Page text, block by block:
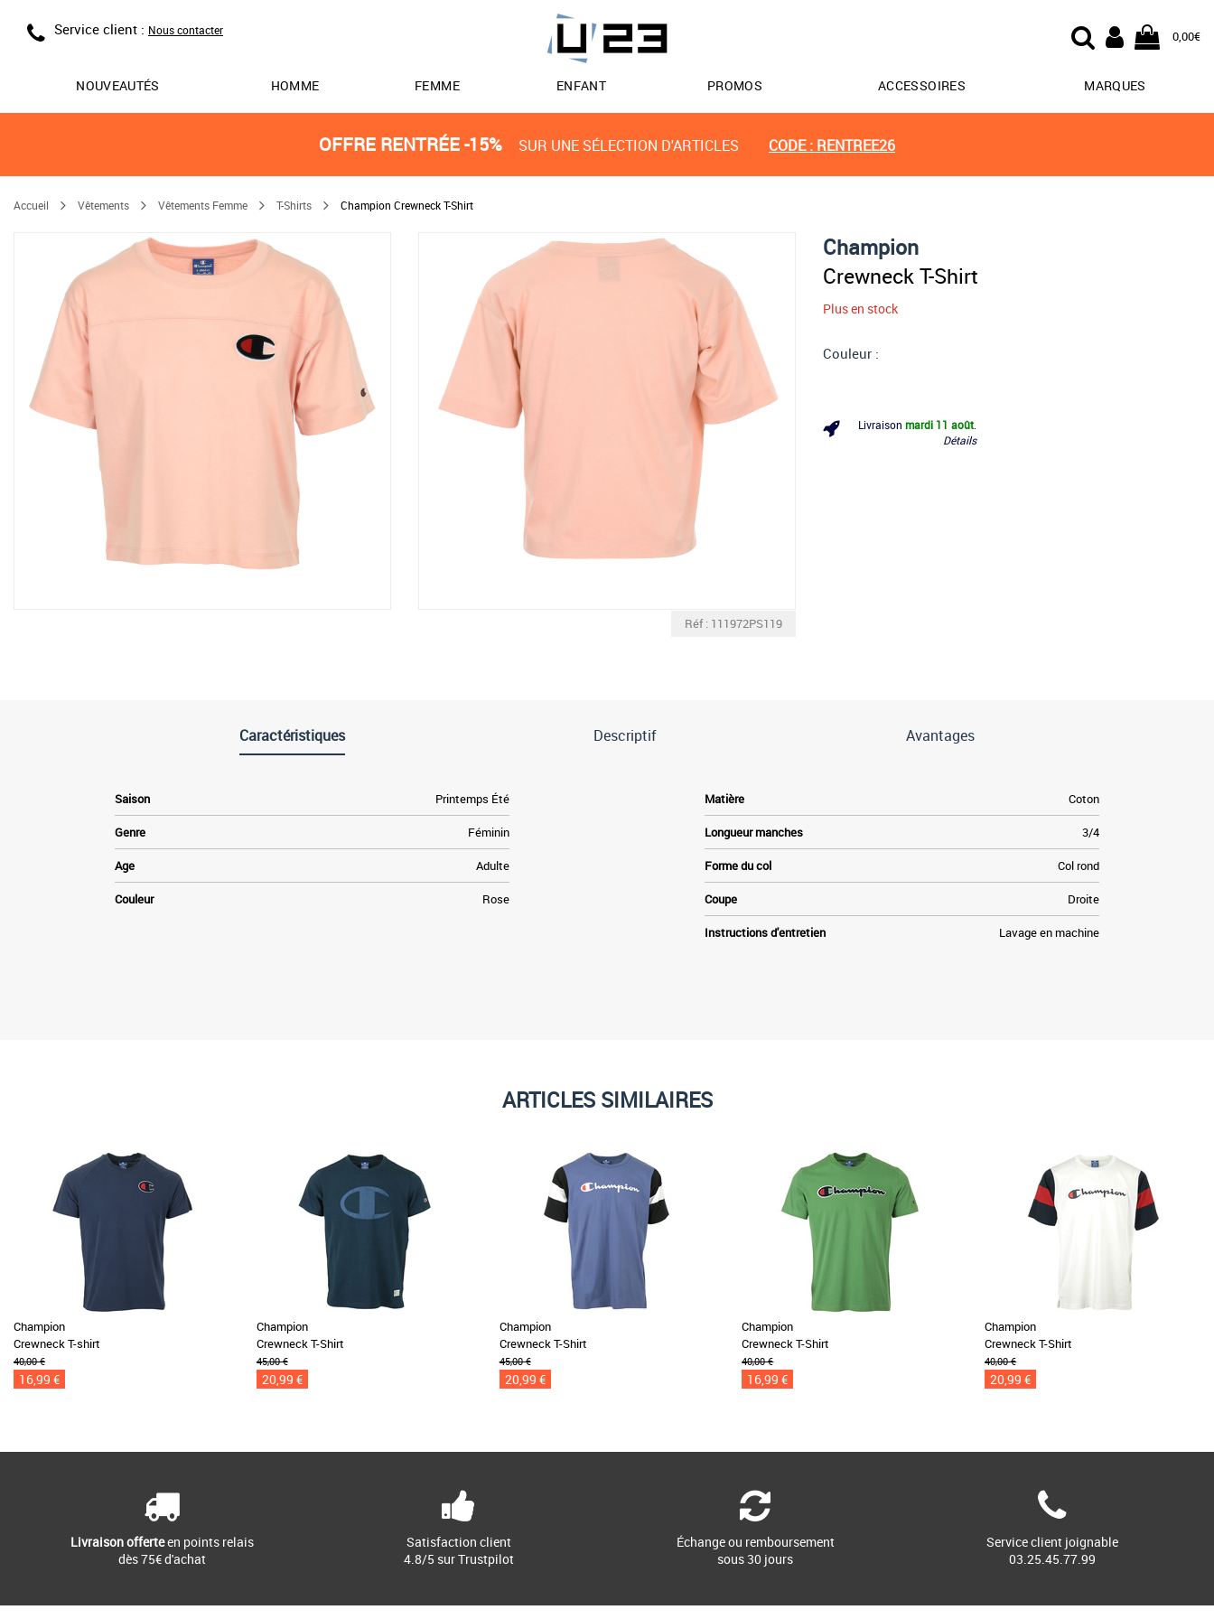
Service client : Nous contacter 0,00€
NOUVEAUTÉS HOMME FEMME ENFANT PROMOS ACCESSOIRES MARQUES
OFFRE RENTRÉE -15% SUR UNE SÉLECTION D'ARTICLES CODE : RENTREE26
Accueil Vêtements Vêtements Femme T-Shirts Champion Crewneck T-Shirt
Réf : 111972PS119
Champion
Crewneck T-Shirt
Plus en stock
Couleur :
Livraison mardi 11 août
Détails
Caractéristiques Descriptif Avantages
Saison Printemps Été
Genre Féminin
Age Adulte
Couleur Rose
Matière Coton
Longueur manches 3/4
Forme du col Col rond
Coupe Droite
Instructions d'entretien Lavage en machine
ARTICLES SIMILAIRES
Champion
Crewneck T-shirt
40,00 €
16,99 €
Champion
Crewneck T-Shirt
45,00 €
20,99 €
Champion
Crewneck T-Shirt
45,00 €
20,99 €
Champion
Crewneck T-Shirt
40,00 €
16,99 €
Champion
Crewneck T-Shirt
40,00 €
20,99 €
Livraison offerteen points relais
dès 75€ d'achat
Satisfaction client
4.8/5 sur Trustpilot
Échange ou remboursement
sous 30 jours
Service client joignable
03.25.45.77.99